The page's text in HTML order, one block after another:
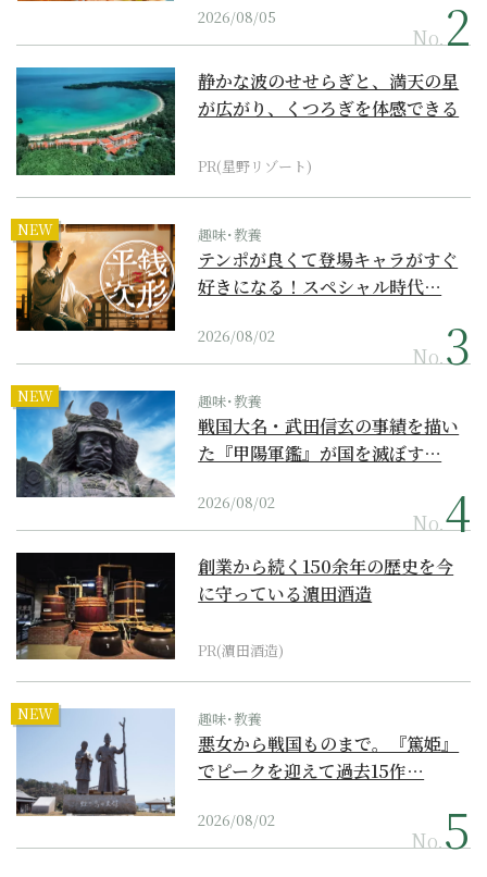
2026/08/05
No.
静かな波のせせらぎと、満天の星
が広がり、くつろぎを体感できる
PR(星野リゾート)
NEW 趣味･教養
テンポが良くて登場キャラがすぐ
好きになる！スペシャル時代…
2026/08/02
No.
NEW 趣味･教養
戦国大名・武田信玄の事績を描い
た『甲陽軍鑑』が国を滅ぼす…
2026/08/02
No.
創業から続く150余年の歴史を今
に守っている濵田酒造
PR(濵田酒造)
NEW 趣味･教養
悪女から戦国ものまで。『篤姫』
でピークを迎えて過去15作…
2026/08/02
No.